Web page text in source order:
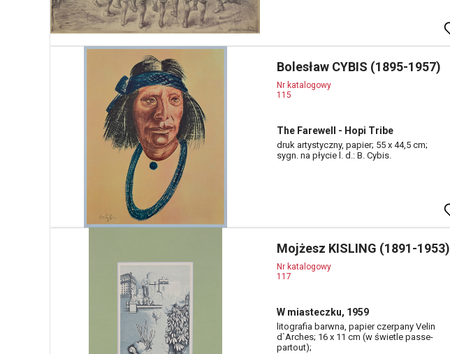
Bolesław CYBIS (1895-1957)
Nr katalogowy
115
The Farewell - Hopi Tribe
druk artystyczny, papier; 55 x 44,5 cm;
sygn. na płycie l. d.: B. Cybis.
Mojżesz KISLING (1891-1953)
Nr katalogowy
117
W miasteczku, 1959
litografia barwna, papier czerpany Velin
d`Arches; 16 x 11 cm (w świetle passe-
partout);